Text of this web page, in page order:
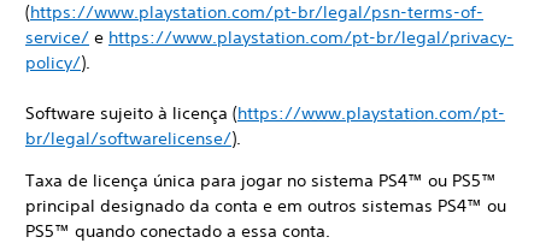
(https://www.playstation.com/pt-br/legal/psn-terms-of-
service/ e https://www.playstation.com/pt-br/legal/privacy-
policy/).
Software sujeito à licença (https://www.playstation.com/pt-
br/legal/softwarelicense/).
Taxa de licença única para jogar no sistema PS4™ ou PS5™
principal designado da conta e em outros sistemas PS4™ ou
PS5™ quando conectado a essa conta.